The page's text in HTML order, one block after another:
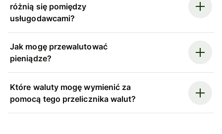
różnią się pomiędzy
usługodawcami?
Jak mogę przewalutować
pieniądze?
Które waluty mogę wymienić za
pomocą tego przelicznika walut?